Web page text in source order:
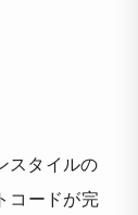
スタイルの
コードが完